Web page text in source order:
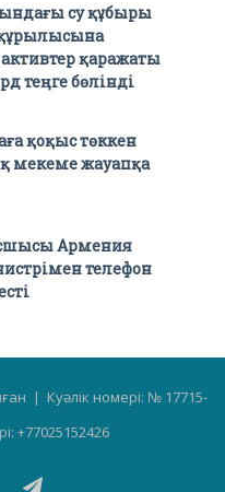
су құбыры
қаражаты
теңге бөлінді
қоқыс төккен
мекеме жауапқа
Армения
телефон
| Куәлік номері: № 17715-
+77025152426
Telegram